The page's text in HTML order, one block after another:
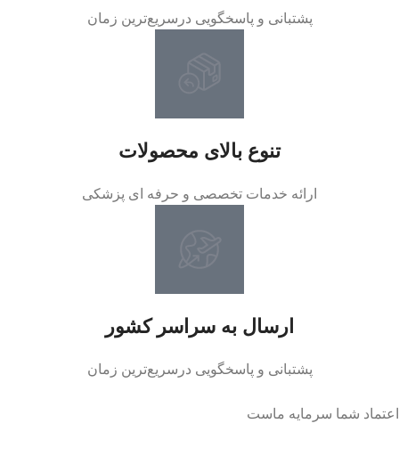
پشتبانی و پاسخگویی درسریع‌ترین زمان
تنوع بالای محصولات
ارائه خدمات تخصصی و حرفه ای پزشکی
ارسال به سراسر کشور
پشتبانی و پاسخگویی درسریع‌ترین زمان
اعتماد شما سرمایه ماست